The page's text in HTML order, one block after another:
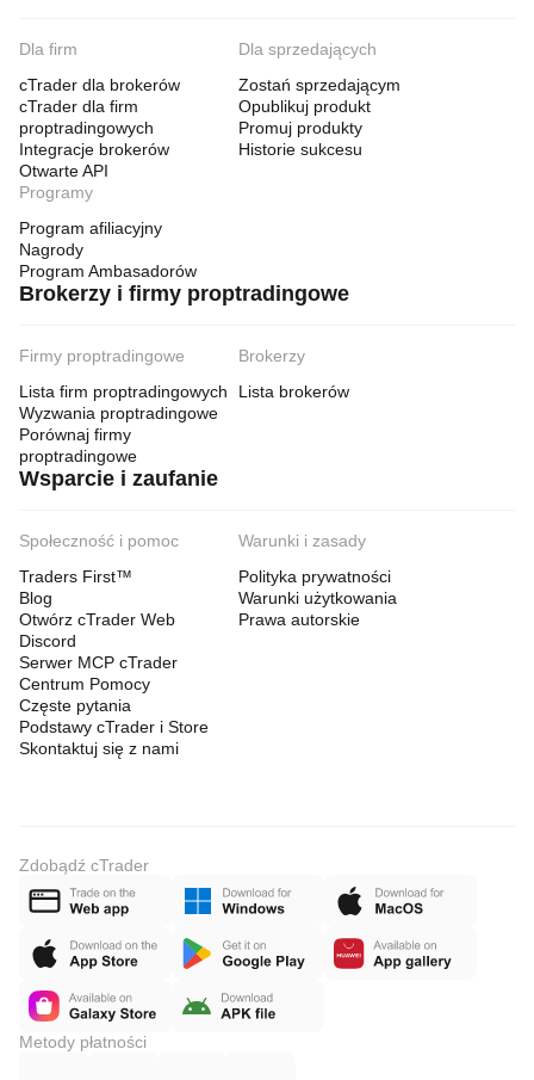
Dla firm
cTrader dla brokerów
cTrader dla firm
proptradingowych
Integracje brokerów
Otwarte API
Dla sprzedających
Zostań sprzedającym
Opublikuj produkt
Promuj produkty
Historie sukcesu
Programy
Program afiliacyjny
Nagrody
Program Ambasadorów
Brokerzy i firmy proptradingowe
Firmy proptradingowe
Lista firm proptradingowych
Wyzwania proptradingowe
Porównaj firmy
proptradingowe
Brokerzy
Lista brokerów
Wsparcie i zaufanie
Społeczność i pomoc
Traders First™
Blog
Otwórz cTrader Web
Discord
Serwer MCP cTrader
Centrum Pomocy
Częste pytania
Podstawy cTrader i Store
Skontaktuj się z nami
Warunki i zasady
Polityka prywatności
Warunki użytkowania
Prawa autorskie
Zdobądź cTrader
Metody płatności